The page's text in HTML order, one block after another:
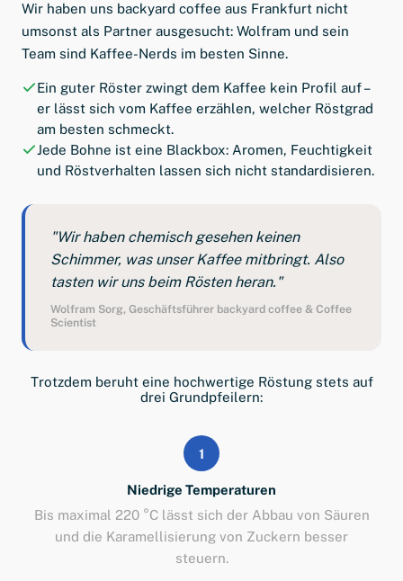
Wir haben uns backyard coffee aus Frankfurt nicht
umsonst als Partner ausgesucht: Wolfram und sein
Team sind Kaffee-Nerds im besten Sinne.
Ein guter Röster zwingt dem Kaffee kein Profil auf –
er lässt sich vom Kaffee erzählen, welcher Röstgrad
am besten schmeckt.
Jede Bohne ist eine Blackbox: Aromen, Feuchtigkeit
und Röstverhalten lassen sich nicht standardisieren.
"Wir haben chemisch gesehen keinen
Schimmer, was unser Kaffee mitbringt. Also
tasten wir uns beim Rösten heran."
Wolfram Sorg, Geschäftsführer backyard coffee & Coffee
Scientist
Trotzdem beruht eine hochwertige Röstung stets auf
drei Grundpfeilern:
1
Niedrige Temperaturen
Bis maximal 220 °C lässt sich der Abbau von Säuren
und die Karamellisierung von Zuckern besser
steuern.